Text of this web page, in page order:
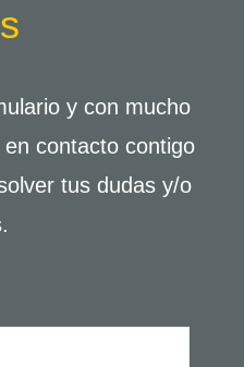
y con mucho
contacto contigo
tus dudas y/o